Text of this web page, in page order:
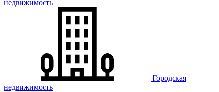
недвижимость
Городская
недвижимость